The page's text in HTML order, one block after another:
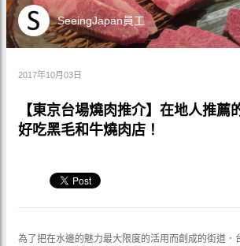
SeeingJapan員工
2017年10月03日
【東京台場燒肉推介】在地人推薦
好吃黑毛和牛燒肉店！
為了把在水邊的魅力最大限度的活用而創成的街道．